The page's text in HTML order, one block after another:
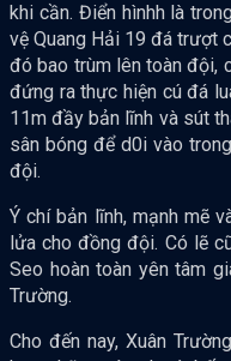
khi cần. Điển hìnhh là
vệ Quang Hải 19 đá trượt
đó bao trùm lên toàn đội,
đứng ra thực hiện cú đá
11m đầy bản lĩnh và sút
sân bóng để d0i vào
đội.
Ý chí bản lĩnh, mạnh mẽ
lửa cho đồng đội. Có lẽ
Seo hoàn toàn yên tâm
Trường.
Cho đến nay, Xuân